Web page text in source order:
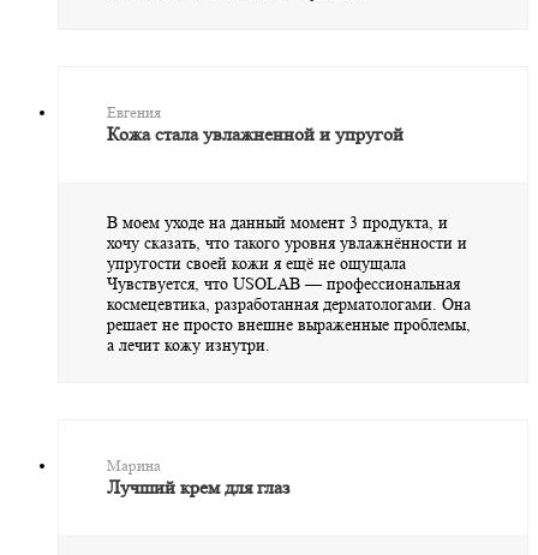
Евгения
Кожа стала увлажненной и упругой
В моем уходе на данный момент 3 продукта, и
хочу сказать, что такого уровня увлажнённости и
упругости своей кожи я ещё не ощущала
Чувствуется, что USOLAB — профессиональная
космецевтика, разработанная дерматологами. Она
решает не просто внешне выраженные проблемы,
а лечит кожу изнутри.
Марина
Лучший крем для глаз